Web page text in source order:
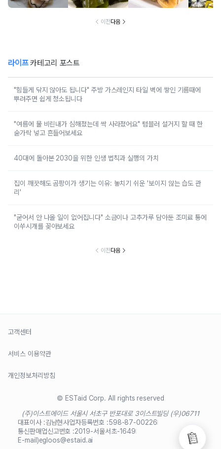
럼 먹는 음식
랐어요
의 음식
건
이전다음
라이프카테고리 포스트
"힘들게 닦지 않아도 됩니다" 주방 가스레인지 타일 벽에 쌓인 기름때에
뿌려주면 쉽게 청소됩니다
"여름에 물 비린내가 심해졌는데 싹 사라졌어요" 텀블러 설거지 할 때 한
숟가락 넣고 흔들어보세요
40대에 돌아본 2030을 위한 인생 법칙과 실행의 가치
집이 깨끗해도 곰팡이가 생기는 이유: 놓치기 쉬운 '보이지 않는 습도 관
리'
"굳어서 안 나올 일이 없어집니다" 소금이나 고추가루 담아둔 조미료 통에
이쑤시개를 꽂아보세요
이전다음
고객센터
서비스 이용약관
개인정보처리방침
© ESTaid Corp. All rights reserved
(주)이스트에이드 서울시 서초구 반포대로 3이스트빌딩 (우)06711
대표이사 :김남현사업자등록번호 :598-87-00226
통신판매업신고번호 :2019-서울서초-1649
E-mail)egloos@estaid.ai